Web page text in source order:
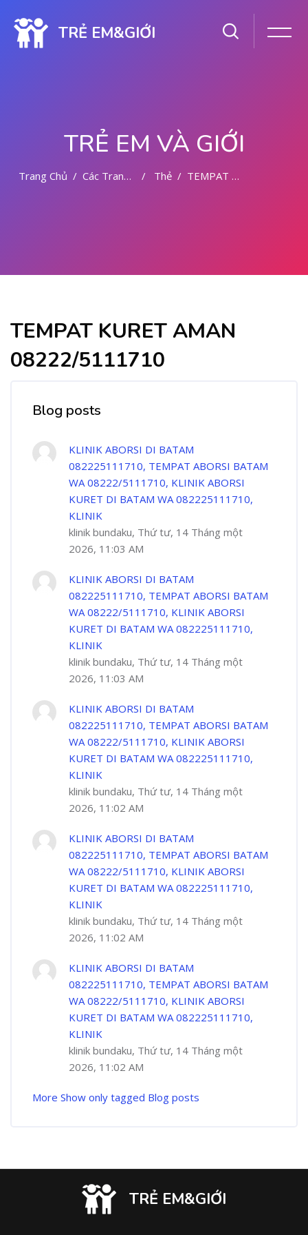
TRẺ EM&GIỚI
TRẺ EM VÀ GIỚI
Trang Chủ Các Trang Của Hệ Thống Thẻ TEMPAT KURET AMAN 08222/5111710
TEMPAT KURET AMAN
08222/5111710
Blog posts
KLINIK ABORSI DI BATAM
082225111710, TEMPAT ABORSI BATAM
WA 08222/5111710, KLINIK ABORSI
KURET DI BATAM WA 082225111710,
KLINIK
klinik bundaku, Thứ tư, 14 Tháng một
2026, 11:03 AM
KLINIK ABORSI DI BATAM
082225111710, TEMPAT ABORSI BATAM
WA 08222/5111710, KLINIK ABORSI
KURET DI BATAM WA 082225111710,
KLINIK
klinik bundaku, Thứ tư, 14 Tháng một
2026, 11:03 AM
KLINIK ABORSI DI BATAM
082225111710, TEMPAT ABORSI BATAM
WA 08222/5111710, KLINIK ABORSI
KURET DI BATAM WA 082225111710,
KLINIK
klinik bundaku, Thứ tư, 14 Tháng một
2026, 11:02 AM
KLINIK ABORSI DI BATAM
082225111710, TEMPAT ABORSI BATAM
WA 08222/5111710, KLINIK ABORSI
KURET DI BATAM WA 082225111710,
KLINIK
klinik bundaku, Thứ tư, 14 Tháng một
2026, 11:02 AM
KLINIK ABORSI DI BATAM
082225111710, TEMPAT ABORSI BATAM
WA 08222/5111710, KLINIK ABORSI
KURET DI BATAM WA 082225111710,
KLINIK
klinik bundaku, Thứ tư, 14 Tháng một
2026, 11:02 AM
More Show only tagged Blog posts
TRẺ EM&GIỚI